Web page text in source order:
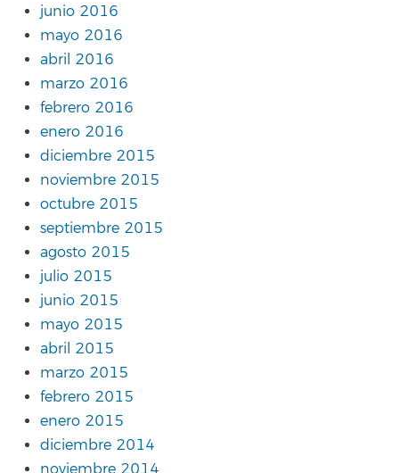
junio 2016
mayo 2016
abril 2016
marzo 2016
febrero 2016
enero 2016
diciembre 2015
noviembre 2015
octubre 2015
septiembre 2015
agosto 2015
julio 2015
junio 2015
mayo 2015
abril 2015
marzo 2015
febrero 2015
enero 2015
diciembre 2014
noviembre 2014